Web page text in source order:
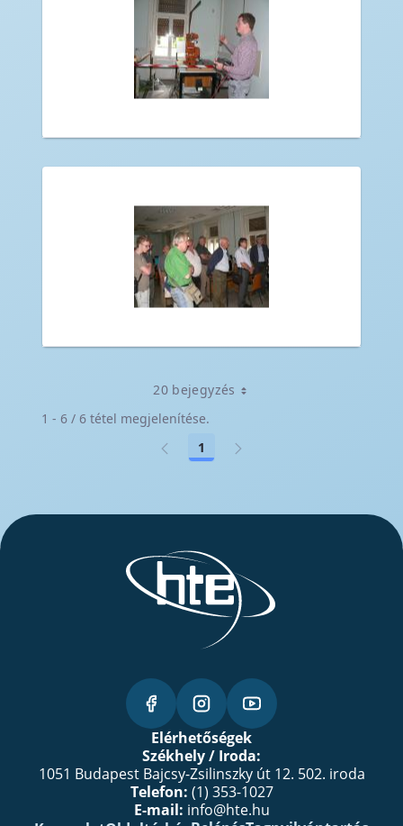
20 bejegyzés
1 - 6 / 6 tétel megjelenítése.
Oldal
1
Elérhetőségek
Székhely / Iroda:
1051 Budapest Bajcsy-Zsilinszky út 12. 502. iroda
Telefon: (1) 353-1027
E-mail: info@hte.hu